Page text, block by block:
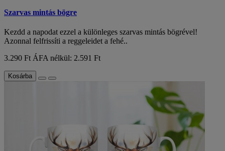
Szarvas mintás bögre
Kezdd a napodat ezzel a különleges szarvas mintás bögrével!
Azonnal felfrissíti a reggeleidet a fehé..
3.290 Ft ÁFA nélkül: 2.591 Ft
Kosárba